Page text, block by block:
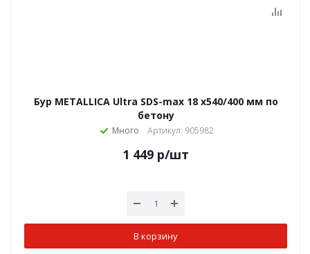
Бур METALLICA Ultra SDS-max 18 х540/400 мм по
бетону
Много Артикул: 905982
1 449 р/шт
В корзину